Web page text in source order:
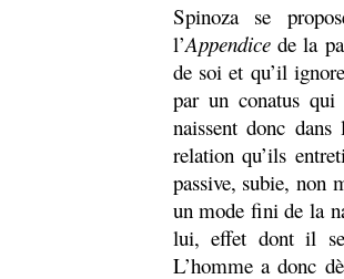
Spinoza se
l’Appendicede la
de soi et qu’il
par un conatus
naissent donc
relation qu’ils
passive, subie, non
un mode fini de la
lui, effet dont il se
L’homme a donc